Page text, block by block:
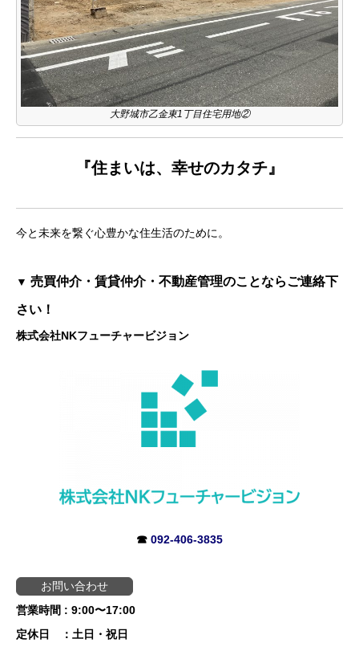
大野城市乙金東1丁目住宅用地②
『住まいは、幸せのカタチ』
今と未来を繋ぐ心豊かな住生活のために。
▼ 売買仲介・賃貸仲介・不動産管理のことならご連絡下
さい！
株式会社NKフューチャービジョン
☎ 092-406-3835
お問い合わせ
営業時間 : 9:00〜17:00
定休日 ：土日・祝日